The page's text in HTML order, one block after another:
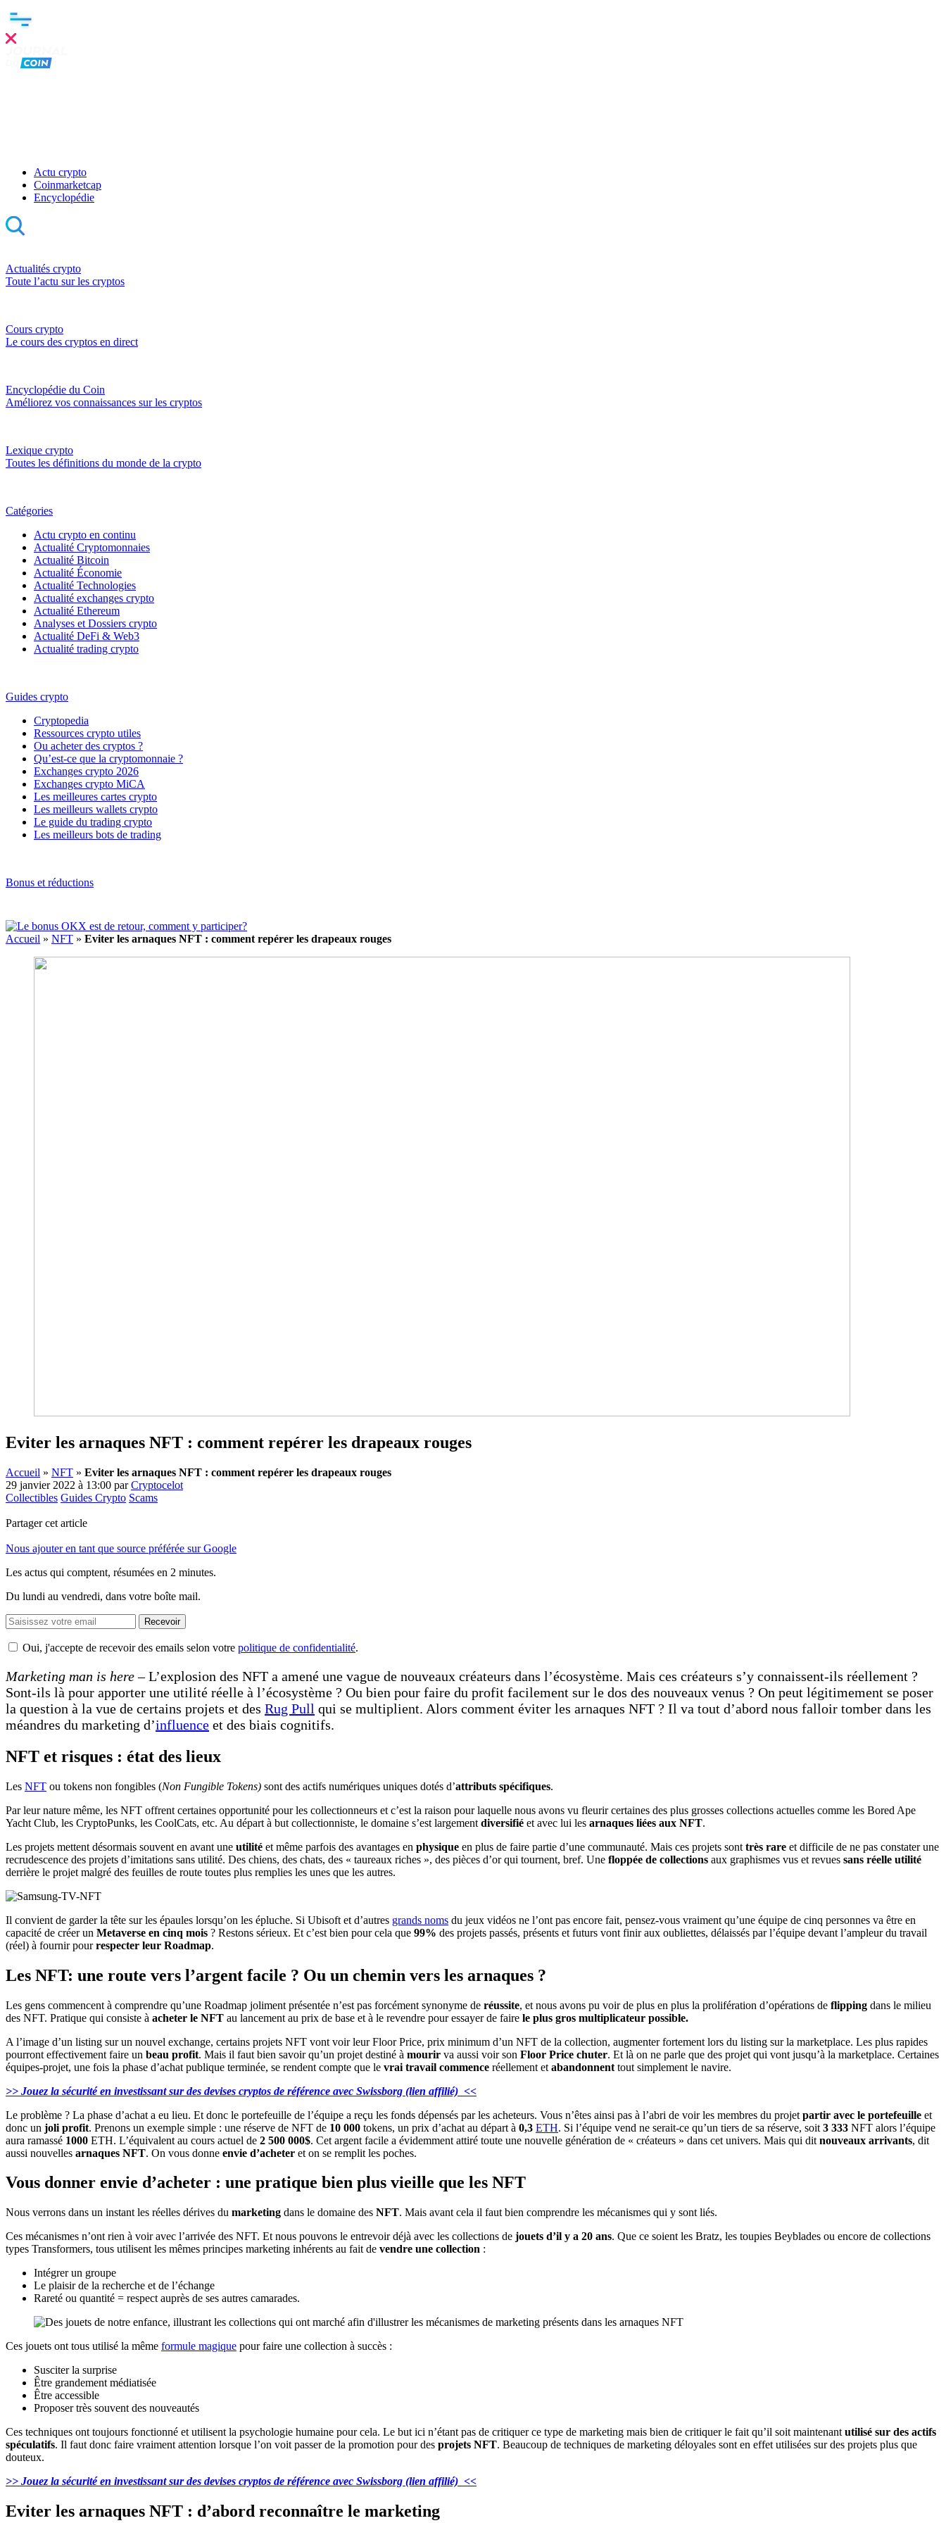
Actu crypto
Coinmarketcap
Encyclopédie
Actualités crypto
Toute l’actu sur les cryptos
Cours crypto
Le cours des cryptos en direct
Encyclopédie du Coin
Améliorez vos connaissances sur les cryptos
Lexique crypto
Toutes les définitions du monde de la crypto
Catégories
Actu crypto en continu
Actualité Cryptomonnaies
Actualité Bitcoin
Actualité Économie
Actualité Technologies
Actualité exchanges crypto
Actualité Ethereum
Analyses et Dossiers crypto
Actualité DeFi & Web3
Actualité trading crypto
Guides crypto
Cryptopedia
Ressources crypto utiles
Ou acheter des cryptos ?
Qu’est-ce que la cryptomonnaie ?
Exchanges crypto 2026
Exchanges crypto MiCA
Les meilleures cartes crypto
Les meilleurs wallets crypto
Le guide du trading crypto
Les meilleurs bots de trading
Bonus et réductions
Accueil » NFT » Eviter les arnaques NFT : comment repérer les drapeaux rouges
Eviter les arnaques NFT : comment repérer les drapeaux rouges
Accueil » NFT » Eviter les arnaques NFT : comment repérer les drapeaux rouges
29 janvier 2022 à 13:00 parCryptocelot
Collectibles Guides Crypto Scams
Partager cet article
Nous ajouter en tant que source préférée sur Google
Les actus qui comptent, résumées en 2 minutes.
Du lundi au vendredi, dans votre boîte mail.
Recevoir
Oui, j'accepte de recevoir des emails selon votre politique de confidentialité.
Marketing man is here– L’explosion des NFT a amené une vague de nouveaux créateurs dans l’écosystème. Mais ces créateurs s’y connaissent-ils réellement ?
Sont-ils là pour apporter une utilité réelle à l’écosystème ? Ou bien pour faire du profit facilement sur le dos des nouveaux venus ? On peut légitimement se poser
la question à la vue de certains projets et des Rug Pull qui se multiplient. Alors comment éviter les arnaques NFT ? Il va tout d’abord nous falloir tomber dans les
méandres du marketing d’influence et des biais cognitifs.
NFT et risques : état des lieux
Les NFT ou tokens non fongibles (Non Fungible Tokens) sont des actifs numériques uniques dotés d’attributs spécifiques.
Par leur nature même, les NFT offrent certaines opportunité pour les collectionneurs et c’est la raison pour laquelle nous avons vu fleurir certaines des plus grosses collections actuelles comme les Bored Ape
Yacht Club, les CryptoPunks, les CoolCats, etc. Au départ à but collectionniste, le domaine s’est largement diversifié et avec lui les arnaques liées aux NFT.
Les projets mettent désormais souvent en avant une utilité et même parfois des avantages en physique en plus de faire partie d’une communauté. Mais ces projets sont très rare et difficile de ne pas constater une
recrudescence des projets d’imitations sans utilité. Des chiens, des chats, des « taureaux riches », des pièces d’or qui tournent, bref. Une floppée de collections aux graphismes vus et revues sans réelle utilité
derrière le projet malgré des feuilles de route toutes plus remplies les unes que les autres.
Il convient de garder la tête sur les épaules lorsqu’on les épluche. Si Ubisoft et d’autres grands noms du jeux vidéos ne l’ont pas encore fait, pensez-vous vraiment qu’une équipe de cinq personnes va être en
capacité de créer un Metaverse en cinq mois ? Restons sérieux. Et c’est bien pour cela que 99% des projets passés, présents et futurs vont finir aux oubliettes, délaissés par l’équipe devant l’ampleur du travail
(réel) à fournir pourrespecter leur Roadmap.
Les NFT: une route vers l’argent facile ? Ou un chemin vers les arnaques ?
Les gens commencent à comprendre qu’une Roadmap joliment présentée n’est pas forcément synonyme de réussite, et nous avons pu voir de plus en plus la prolifération d’opérations de flipping dans le milieu
des NFT. Pratique qui consiste à acheter le NFT au lancement au prix de base et à le revendre pour essayer de faire le plus gros multiplicateur possible.
A l’image d’un listing sur un nouvel exchange, certains projets NFT vont voir leur Floor Price, prix minimum d’un NFT de la collection, augmenter fortement lors du listing sur la marketplace. Les plus rapides
pourront effectivement faire un beau profit. Mais il faut bien savoir qu’un projet destiné à mourir va aussi voir son Floor Price chuter. Et là on ne parle que des projet qui vont jusqu’à la marketplace. Certaines
équipes-projet, une fois la phase d’achat publique terminée, se rendent compte que le vrai travail commence réellement et abandonnent tout simplement le navire.
>> Jouez la sécurité en investissant sur des devises cryptos de référence avec Swissborg (lien affilié) <<
Le problème ? La phase d’achat a eu lieu. Et donc le portefeuille de l’équipe a reçu les fonds dépensés par les acheteurs. Vous n’êtes ainsi pas à l’abri de voir les membres du projet partir avec le portefeuille et
donc un joli profit. Prenons un exemple simple : une réserve de NFT de 10 000 tokens, un prix d’achat au départ à 0,3 ETH. Si l’équipe vend ne serait-ce qu’un tiers de sa réserve, soit 3 333 NFT alors l’équipe
aura ramassé 1000 ETH. L’équivalent au cours actuel de 2 500 000$. Cet argent facile a évidemment attiré toute une nouvelle génération de « créateurs » dans cet univers. Mais qui dit nouveaux arrivants, dit
aussi nouvelles arnaques NFT. On vous donne envie d’acheter et on se remplit les poches.
Vous donner envie d’acheter : une pratique bien plus vieille que les NFT
Nous verrons dans un instant les réelles dérives du marketing dans le domaine des NFT. Mais avant cela il faut bien comprendre les mécanismes qui y sont liés.
Ces mécanismes n’ont rien à voir avec l’arrivée des NFT. Et nous pouvons le entrevoir déjà avec les collections de jouets d’il y a 20 ans. Que ce soient les Bratz, les toupies Beyblades ou encore de collections
types Transformers, tous utilisent les mêmes principes marketing inhérents au fait de vendre une collection :
Intégrer un groupe
Le plaisir de la recherche et de l’échange
Rareté ou quantité = respect auprès de ses autres camarades.
Ces jouets ont tous utilisé la même formule magique pour faire une collection à succès :
Susciter la surprise
Être grandement médiatisée
Être accessible
Proposer très souvent des nouveautés
Ces techniques ont toujours fonctionné et utilisent la psychologie humaine pour cela. Le but ici n’étant pas de critiquer ce type de marketing mais bien de critiquer le fait qu’il soit maintenant utilisé sur des actifs
spéculatifs. Il faut donc faire vraiment attention lorsque l’on voit passer de la promotion pour des projets NFT. Beaucoup de techniques de marketing déloyales sont en effet utilisées sur des projets plus que
douteux.
>> Jouez la sécurité en investissant sur des devises cryptos de référence avec Swissborg (lien affilié) <<
Eviter les arnaques NFT : d’abord reconnaître le marketing